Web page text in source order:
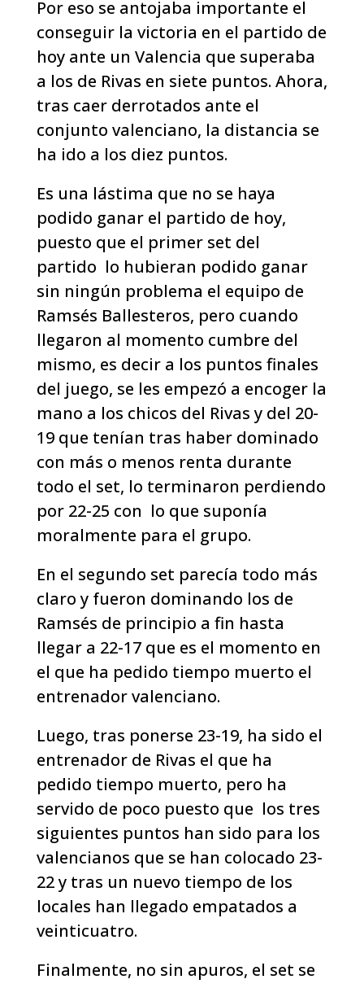
Por eso se antojaba importante el
conseguir la victoria en el partido de
hoy ante un Valencia que superaba
a los de Rivas en siete puntos. Ahora,
tras caer derrotados ante el
conjunto valenciano, la distancia se
ha ido a los diez puntos.
Es una lástima que no se haya
podido ganar el partido de hoy,
puesto que el primer set del
partido lo hubieran podido ganar
sin ningún problema el equipo de
Ramsés Ballesteros, pero cuando
llegaron al momento cumbre del
mismo, es decir a los puntos finales
del juego, se les empezó a encoger la
mano a los chicos del Rivas y del 20-
19 que tenían tras haber dominado
con más o menos renta durante
todo el set, lo terminaron perdiendo
por 22-25 con lo que suponía
moralmente para el grupo.
En el segundo set parecía todo más
claro y fueron dominando los de
Ramsés de principio a fin hasta
llegar a 22-17 que es el momento en
el que ha pedido tiempo muerto el
entrenador valenciano.
Luego, tras ponerse 23-19, ha sido el
entrenador de Rivas el que ha
pedido tiempo muerto, pero ha
servido de poco puesto que los tres
siguientes puntos han sido para los
valencianos que se han colocado 23-
22 y tras un nuevo tiempo de los
locales han llegado empatados a
veinticuatro.
Finalmente, no sin apuros, el set se